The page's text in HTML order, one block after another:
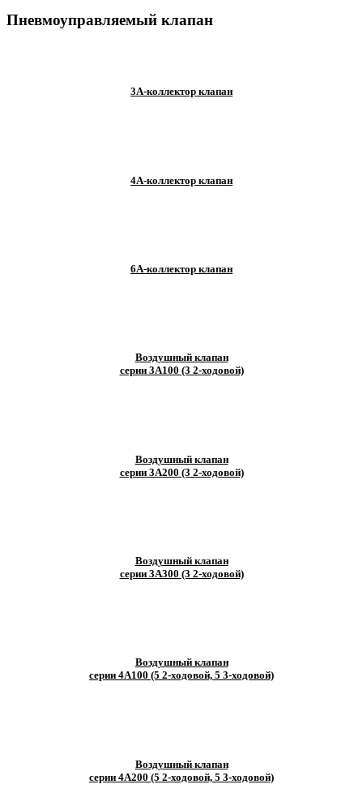
Пневмоуправляемый клапан
3A-коллектор клапан
4A-коллектор клапан
6A-коллектор клапан
Воздушный клапан
серии 3A100 (3 2-ходовой)
Воздушный клапан
серии 3A200 (3 2-ходовой)
Воздушный клапан
серии 3A300 (3 2-ходовой)
Воздушный клапан
серии 4A100 (5 2-ходовой, 5 3-ходовой)
Воздушный клапан
серии 4A200 (5 2-ходовой, 5 3-ходовой)